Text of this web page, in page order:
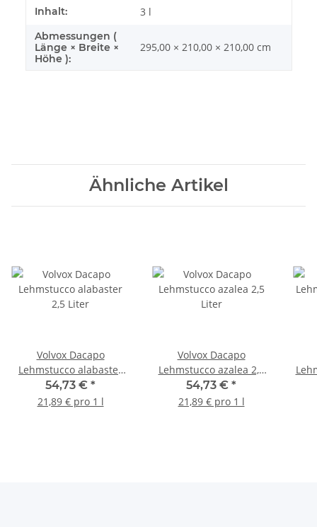
Inhalt: 3 l
Abmessungen (
Länge × Breite ×
Höhe ):
295,00 × 210,00 × 210,00 cm
Ähnliche Artikel
Volvox Dacapo
Lehmstucco alabaster
2,5 Liter
54,73 € *
21,89 € pro 1 l
Volvox Dacapo
Lehmstucco azalea 2,5
Liter
54,73 € *
21,89 € pro 1 l